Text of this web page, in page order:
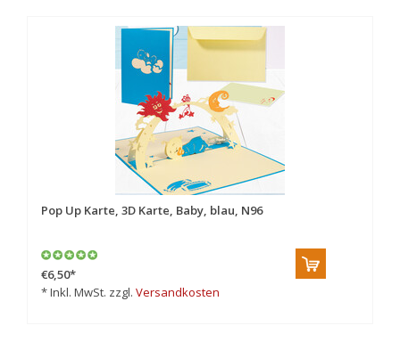
Pop Up Karte, 3D Karte, Baby, blau, N96
€6,50*
* Inkl. MwSt. zzgl. Versandkosten